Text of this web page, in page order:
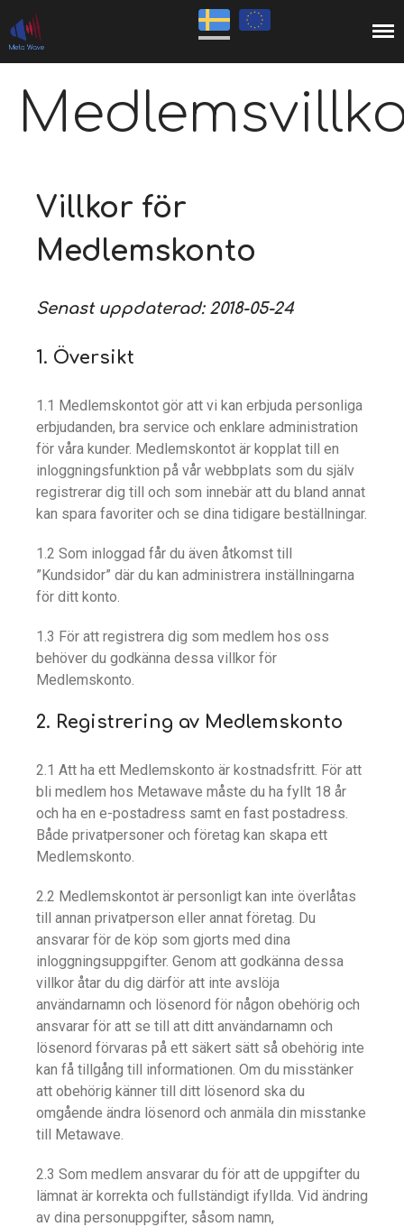
Om Oss
Connects you to the music!
Villkor för
Medlemskonto
Senast uppdaterad: 2018-05-24
1. Översikt
1.1 Medlemskontot gör att vi kan erbjuda personliga
erbjudanden, bra service och enklare administration
för våra kunder. Medlemskontot är kopplat till en
inloggningsfunktion på vår webbplats som du själv
registrerar dig till och som innebär att du bland annat
kan spara favoriter och se dina tidigare beställningar.
1.2 Som inloggad får du även åtkomst till
”Kundsidor” där du kan administrera inställningarna
för ditt konto.
1.3 För att registrera dig som medlem hos oss
behöver du godkänna dessa villkor för
Medlemskonto.
2. Registrering av Medlemskonto
2.1 Att ha ett Medlemskonto är kostnadsfritt. För att
bli medlem hos Metawave måste du ha fyllt 18 år
och ha en e-postadress samt en fast postadress.
Både privatpersoner och företag kan skapa ett
Medlemskonto.
2.2 Medlemskontot är personligt kan inte överlåtas
till annan privatperson eller annat företag. Du
ansvarar för de köp som gjorts med dina
inloggningsuppgifter. Genom att godkänna dessa
villkor åtar du dig därför att inte avslöja
användarnamn och lösenord för någon obehörig och
ansvarar för att se till att ditt användarnamn och
lösenord förvaras på ett säkert sätt så obehörig inte
kan få tillgång till informationen. Om du misstänker
att obehörig känner till ditt lösenord ska du
omgående ändra lösenord och anmäla din misstanke
till Metawave.
2.3 Som medlem ansvarar du för att de uppgifter du
lämnat är korrekta och fullständigt ifyllda. Vid ändring
av dina personuppgifter, såsom namn,